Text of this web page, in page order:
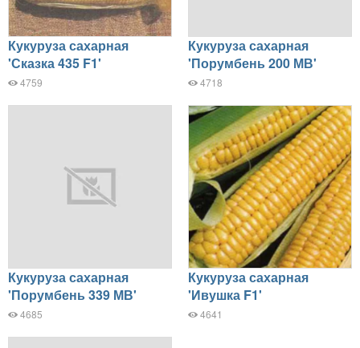
Кукуруза сахарная
'Сказка 435 F1'
4759
Кукуруза сахарная
'Порумбень 200 МВ'
4718
Кукуруза сахарная
'Порумбень 339 МВ'
4685
Кукуруза сахарная
'Ивушка F1'
4641